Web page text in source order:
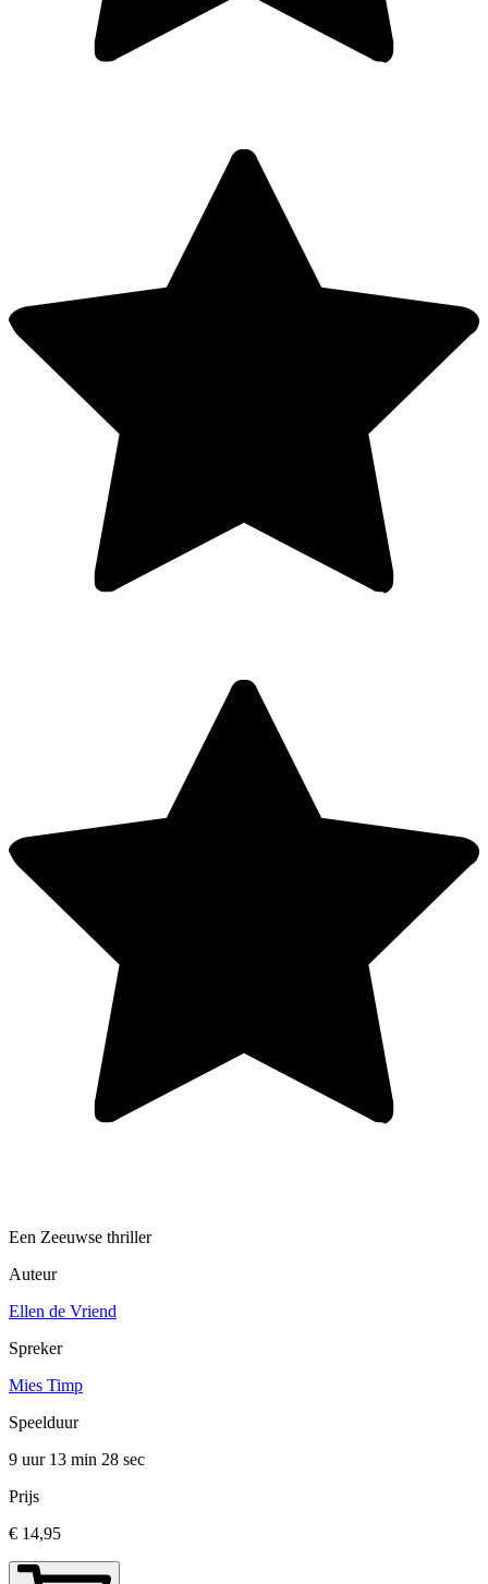
Een Zeeuwse thriller
Auteur
Ellen de Vriend
Spreker
Mies Timp
Speelduur
9 uur 13 min 28 sec
Prijs
€ 14,95